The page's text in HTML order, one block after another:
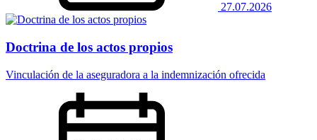
27.07.2026
Doctrina de los actos propios
Vinculación de la aseguradora a la indemnización ofrecida